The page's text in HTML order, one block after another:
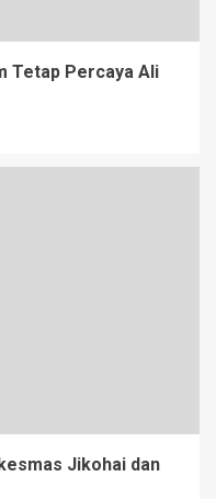
Tetap Percaya Ali
Jikohai dan